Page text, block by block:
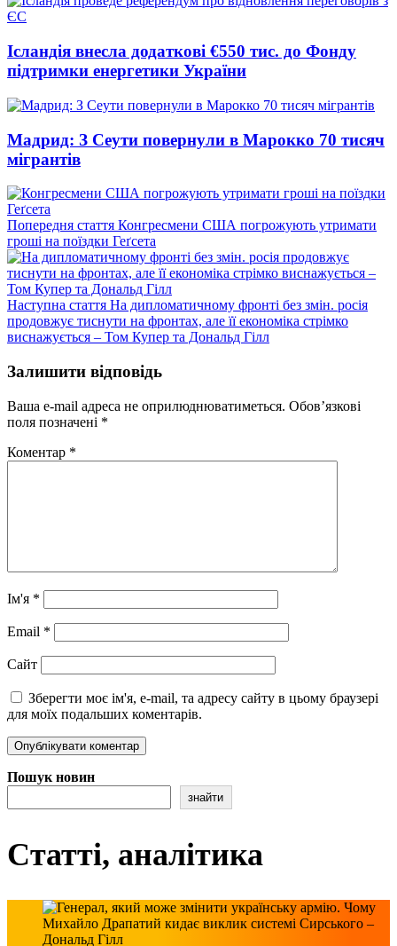
Ісландія внесла додаткові €550 тис. до Фонду
підтримки енергетики України
Мадрид: З Сеути повернули в Марокко 70 тисяч
мігрантів
Попередня стаття Попередній
запис:
Конгресмени США погрожують утримати
гроші на поїздки Геґсета
Наступна стаття Наступний
запис:
На дипломатичному фронті без змін. росія
продовжує тиснути на фронтах, але її економіка стрімко
виснажується – Том Купер та Дональд Гілл
Залишити відповідь
Ваша e-mail адреса не оприлюднюватиметься. Обов’язкові
поля позначені *
Коментар *
Ім'я *
Email *
Сайт
Зберегти моє ім'я, e-mail, та адресу сайту в цьому браузері
для моїх подальших коментарів.
Пошук новин
знайти
Статті, аналітика